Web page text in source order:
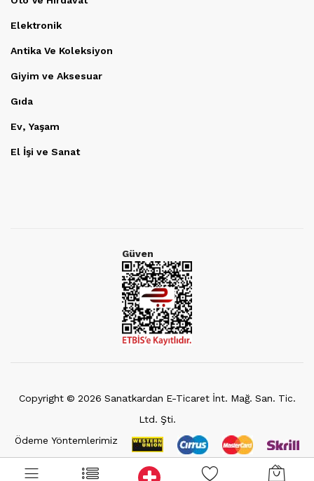
Elektronik
Antika Ve Koleksiyon
Giyim ve Aksesuar
Gıda
Ev, Yaşam
El İşi ve Sanat
Güven
Copyright © 2026 Sanatkardan E-Ticaret İnt. Mağ. San. Tic.
Ltd. Şti.
Ödeme Yöntemlerimiz